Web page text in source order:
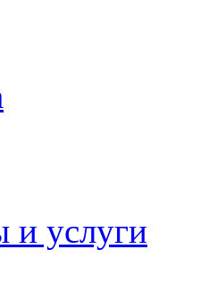
и услуги